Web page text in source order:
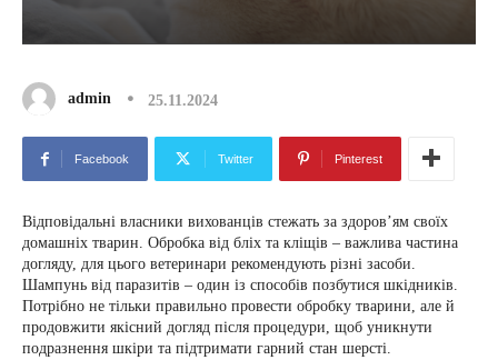
admin 25.11.2024
Facebook Twitter Pinterest
Відповідальні власники вихованців стежать за здоров’ям своїх
домашніх тварин. Обробка від бліх та кліщів – важлива частина
догляду, для цього ветеринари рекомендують різні засоби.
Шампунь від паразитів – один із способів позбутися шкідників.
Потрібно не тільки правильно провести обробку тварини, але й
продовжити якісний догляд після процедури, щоб уникнути
подразнення шкіри та підтримати гарний стан шерсті.